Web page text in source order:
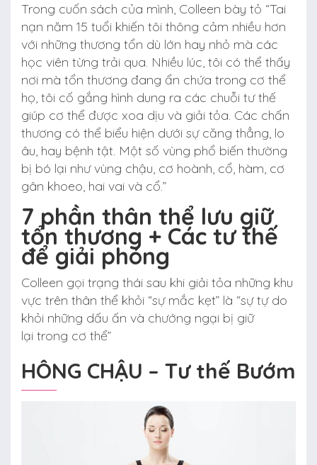
Trong cuốn sách của mình, Colleen bày tỏ “Tai
nạn năm 15 tuổi khiến tôi thông cảm nhiều hơn
với những thương tổn dù lớn hay nhỏ mà các
học viên từng trải qua. Nhiều lúc, tôi có thể thấy
nơi mà tổn thương đang ẩn chứa trong cơ thể
họ, tôi cố gắng hình dung ra các chuỗi tư thế
giúp cơ thể được xoa dịu và giải tỏa. Các chấn
thương có thể biểu hiện dưới sự căng thẳng, lo
âu, hay bệnh tật. Một số vùng phổ biến thường
bị bó lại như vùng chậu, cơ hoành, cổ, hàm, cơ
gân khoeo, hai vai và cổ.”
7 phần thân thể lưu giữ
tổn thương + Các tư thế
để giải phóng
Colleen gọi trạng thái sau khi giải tỏa những khu
vực trên thân thể khỏi “sự mắc kẹt” là “sự tự do
khỏi những dấu ấn và chướng ngại bị giữ
lại trong cơ thể”
HÔNG CHẬU – Tư thế Bướm